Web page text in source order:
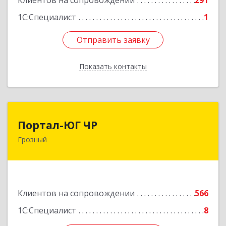
1С:Специалист
1
Отправить заявку
Показать контакты
Отправить заявку
Назад
Портал-ЮГ ЧР
Грозный
Клиентов на сопровождении
566
1С:Специалист
8
364906, Чеченская Респ, Грозный г, Путина пр-